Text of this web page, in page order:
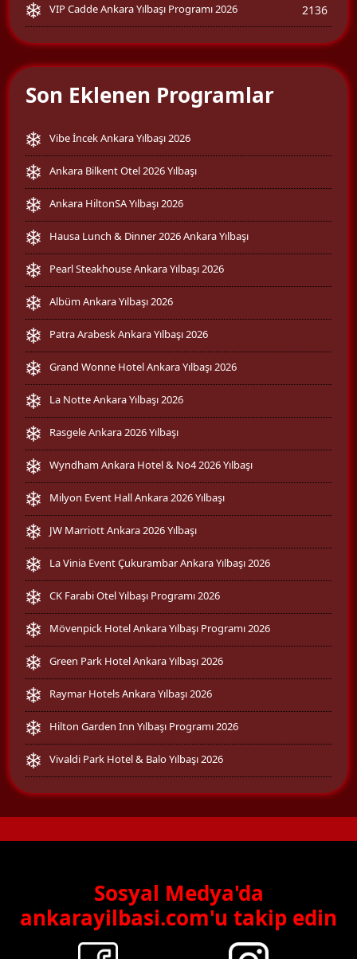
VIP Cadde Ankara Yılbaşı Programı 2026 2136
Son Eklenen Programlar
Vibe İncek Ankara Yılbaşı 2026
Ankara Bilkent Otel 2026 Yılbaşı
Ankara HiltonSA Yılbaşı 2026
Hausa Lunch & Dinner 2026 Ankara Yılbaşı
Pearl Steakhouse Ankara Yılbaşı 2026
Albüm Ankara Yılbaşı 2026
Patra Arabesk Ankara Yılbaşı 2026
Grand Wonne Hotel Ankara Yılbaşı 2026
La Notte Ankara Yılbaşı 2026
Rasgele Ankara 2026 Yılbaşı
Wyndham Ankara Hotel & No4 2026 Yılbaşı
Milyon Event Hall Ankara 2026 Yılbaşı
JW Marriott Ankara 2026 Yılbaşı
La Vinia Event Çukurambar Ankara Yılbaşı 2026
CK Farabi Otel Yılbaşı Programı 2026
Mövenpick Hotel Ankara Yılbaşı Programı 2026
Green Park Hotel Ankara Yılbaşı 2026
Raymar Hotels Ankara Yılbaşı 2026
Hilton Garden Inn Yılbaşı Programı 2026
Vivaldi Park Hotel & Balo Yılbaşı 2026
Sosyal Medya'da
ankarayilbasi.com'u takip edin